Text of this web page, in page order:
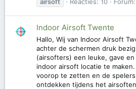
Indoor Airsoft Twente
Hallo, Wij van Indoor Airsoft
achter de schermen druk
(airsofters) een leuke, gave en
indoor airsoft locatie te
voorop te zetten en de
ontdekken tijdens het